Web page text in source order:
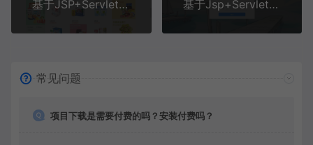
基于JSP+Servlet+MySQL+的在线购物电子商务商城系统
基于Jsp+Servlet+MySQL+Bootstrap的图书馆信息管理系统
常见问题
项目下载是需要付费的吗？安装付费吗？